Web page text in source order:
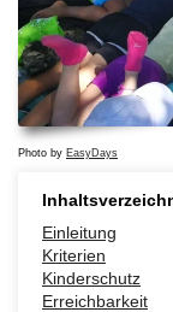
Photo by EasyDays
Einleitung
Kriterien
Kinderschutz
Erreichbarkeit